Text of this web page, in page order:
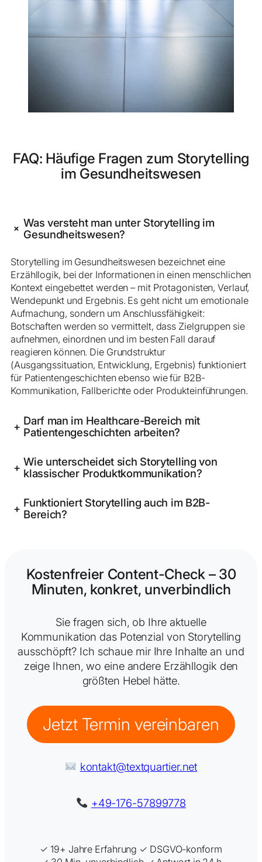
FAQ: Häufige Fragen zum Storytelling
im Gesundheitswesen
+ Was versteht man unter Storytelling im
Gesundheitswesen?
Storytelling im Gesundheitswesen bezeichnet eine
Erzähllogik, bei der Informationen in einen menschlichen
Kontext eingebettet werden – mit Protagonisten, Verlauf,
Wendepunkt und Ergebnis. Es geht nicht um emotionale
Aufmachung, sondern um Anschlussfähigkeit:
Botschaften werden so vermittelt, dass Zielgruppen sie
aufnehmen, einordnen und im besten Fall darauf
reagieren können. Die Grundstruktur
(Ausgangssituation, Entwicklung, Ergebnis) funktioniert
für Patientengeschichten ebenso wie für B2B-
Kommunikation, Fallberichte oder Produkteinführungen.
+ Darf man im Healthcare-Bereich mit
Patientengeschichten arbeiten?
+ Wie unterscheidet sich Storytelling von
klassischer Produktkommunikation?
+ Funktioniert Storytelling auch im B2B-
Bereich?
Kostenfreier Content-Check – 30
Minuten, konkret, unverbindlich
Sie fragen sich, ob Ihre aktuelle
Kommunikation das Potenzial von Storytelling
ausschöpft? Ich schaue mir Ihre Inhalte an und
zeige Ihnen, wo eine andere Erzähllogik den
größten Hebel hätte.
Jetzt Termin vereinbaren
kontakt@textquartier.net
+49-176-57899778
✓ 19+ Jahre Erfahrung ✓ DSGVO-konform